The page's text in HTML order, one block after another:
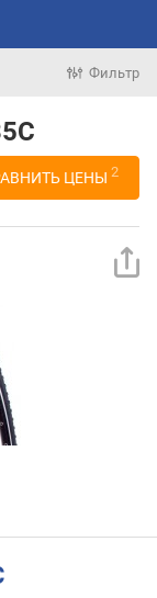
Фильтр
ЦЕНЫ 2